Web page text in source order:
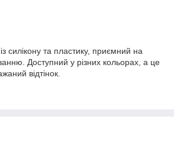
силікону та пластику, приємний на
Доступний у різних кольорах, а це
відтінок.